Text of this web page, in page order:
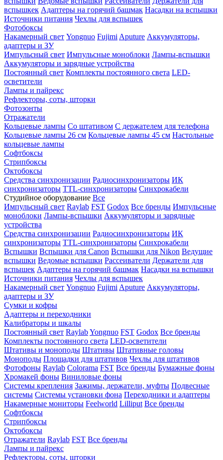
вспышкек Адаптеры на горячий башмак Насадки на вспышки
Источники питания Чехлы для вспышек
Фотобоксы
Накамерный свет Yongnuo Fujimi Aputure Аккумуляторы,
адаптеры и ЗУ
Импульсный свет Импульсные моноблоки Лампы-вспышки
Аккумуляторы и зарядные устройства
Постоянный свет Комплекты постоянного света LED-
осветители
Лампы и пайрекс
Рефлекторы, соты, шторки
Фотозонты
Отражатели
Кольцевые лампы Со штативом С держателем для телефона
Кольцевые лампы 26 см Кольцевые лампы 45 см Настольные
кольцевые лампы
Софтбоксы
Стрипбоксы
Октобоксы
Средства синхронизации Радиосинхронизаторы ИК
синхронизаторы TTL-синхронизаторы Синхрокабели
Студийное оборудование Все
Импульсный свет Raylab FST Godox Все бренды Импульсные
моноблоки Лампы-вспышки Аккумуляторы и зарядные
устройства
Средства синхронизации Радиосинхронизаторы ИК
синхронизаторы TTL-синхронизаторы Синхрокабели
Вспышки Вспышки для Canon Вспышки для Nikon Ведущие
вспышки Ведомые вспышки Рассеиватели Держатели для
вспышек Адаптеры на горячий башмак Насадки на вспышки
Источники питания Чехлы для вспышек
Накамерный свет Yongnuo Fujimi Aputure Аккумуляторы,
адаптеры и ЗУ
Сумки и кофры
Адаптеры и переходники
Калибраторы и шкалы
Постоянный свет RaylabYongnuo FST Godox Все бренды
Комплекты постоянного света LED-осветители
Штативы и моноподы Штативы Штативные головы
Моноподы Площадки для штативов Чехлы для штативов
Фотофоны Raylab Colorama FST Все бренды Бумажные фоны
Хромакей фоны Виниловые фоны
Системы крепления Зажимы, держатели, муфты Подвесные
системы Системы установки фона Переходники и адаптеры
Накамерные мониторы Feelworld Lilliput Все бренды
Софтбоксы
Стрипбоксы
Октобоксы
Отражатели Raylab FST Все бренды
Лампы и пайрекс
Рефлекторы, соты, шторки